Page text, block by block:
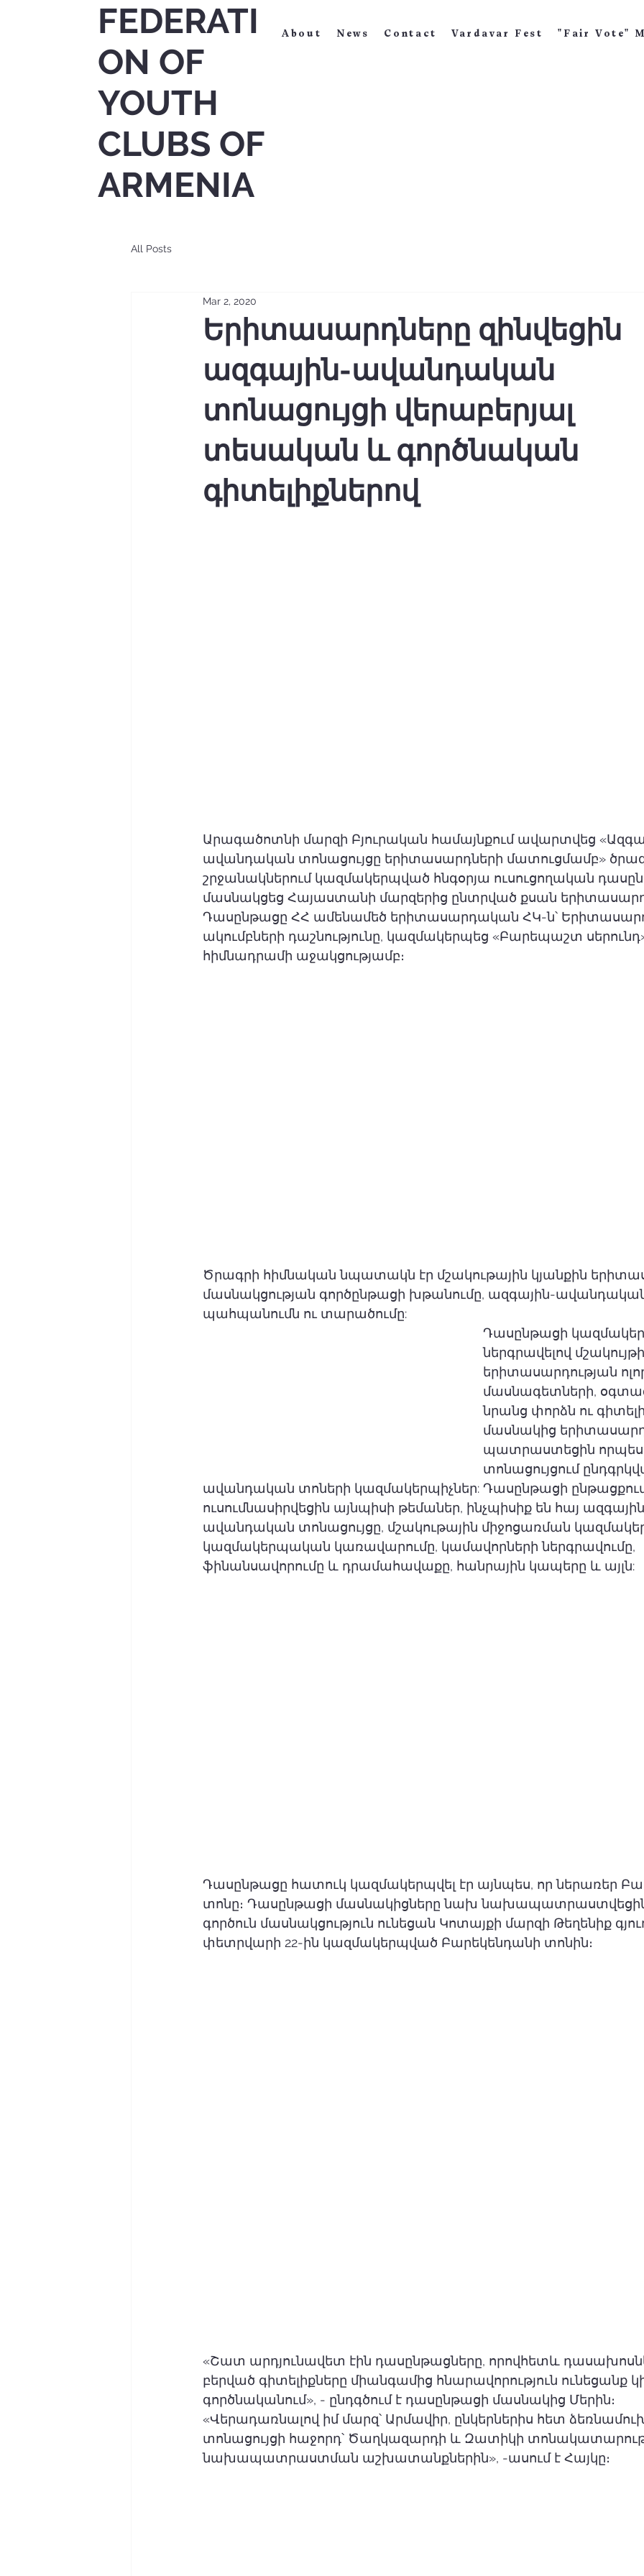
FEDERATI
ON OF
YOUTH
CLUBS OF
ARMENIA
About News Contact Vardavar Fest "Fair Vote"
All Posts
Երիտասարդները զինվեցին
ազգային-ավանդական
տոնացույցի վերաբերյալ
տեսական և գործնական
գիտելիքներով
Mar 2, 2020
Արագածոտնի մարզի Բյուրական համայնքում ավարտվեց
ավանդական տոնացույցը երիտասարդների մատուցմամբ»
շրջանակներում կազմակերպված հնգօրյա ուսուցողական
մասնակցեց Հայաստանի մարզերից ընտրված քսան
Դասընթացը ՀՀ ամենամեծ երիտասարդական ՀԿ-ն՝
ակումբների դաշնությունը, կազմակերպեց «Բարեպաշտ
հիմնադրամի աջակցությամբ։
Ծրագրի հիմնական նպատակն էր մշակութային կյանքին
մասնակցության գործընթացի խթանումը, ազգային-
պահպանումն ու տարածումը:
Դասընթացի
ներգրավելով
երիտասարդության
մասնագետների,
նրանց փորձն ու
մասնակից
պատրաստեցին որպես
տոնացույցում
ավանդական տոների կազմակերպիչներ: Դասընթացի
ուսումնասիրվեցին այնպիսի թեմաներ, ինչպիսիք են հայ
ավանդական տոնացույցը, մշակութային միջոցառման
կազմակերպական կառավարումը, կամավորների ներգրավումը,
ֆինանսավորումը և դրամահավաքը, հանրային կապերը և այլն:
Դասընթացը հատուկ կազմակերպվել էր այնպես, որ ներառեր
տոնը։ Դասընթացի մասնակիցները նախ
գործուն մասնակցություն ունեցան Կոտայքի մարզի Թեղենիք
փետրվարի 22-ին կազմակերպված Բարեկենդանի տոնին։
«Շատ արդյունավետ էին դասընթացները, որովհետև
բերված գիտելիքները միանգամից հնարավորություն ունեցանք
գործնականում», - ընդգծում է դասընթացի մասնակից Մերին։
«Վերադառնալով իմ մարզ՝ Արմավիր, ընկերներիս հետ ձեռնամուխ
տոնացույցի հաջորդ՝ Ծաղկազարդի և Զատիկի
նախապատրաստման աշխատանքներին», -ասում է Հայկը։